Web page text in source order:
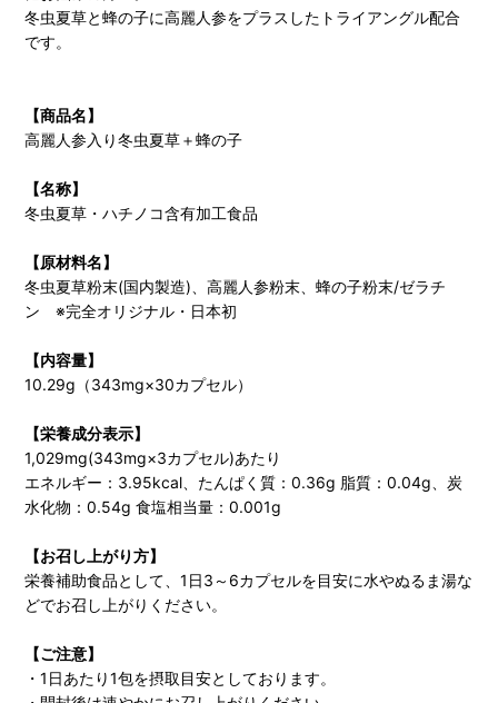
冬虫夏草と蜂の子に高麗人参をプラスしたトライアングル配合
です。
【商品名】
高麗人参入り冬虫夏草＋蜂の子
【名称】
冬虫夏草・ハチノコ含有加工食品
【原材料名】
冬虫夏草粉末(国内製造)、高麗人参粉末、蜂の子粉末/ゼラチ
ン ※完全オリジナル・日本初
【内容量】
10.29g（343mg×30カプセル）
【栄養成分表示】
1,029mg(343mg×3カプセル)あたり
エネルギー：3.95kcal、たんぱく質：0.36g 脂質：0.04g、炭
水化物：0.54g 食塩相当量：0.001g
【お召し上がり方】
栄養補助食品として、1日3～6カプセルを目安に水やぬるま湯な
どでお召し上がりください。
【ご注意】
・1日あたり1包を摂取目安としております。